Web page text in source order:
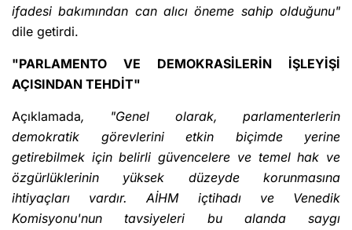
ifadesi bakımından can alıcı öneme sahip olduğunu"
dile getirdi.
"PARLAMENTO VE DEMOKRASİLERİN İŞLEYİŞİ
AÇISINDAN TEHDİT"
Açıklamada, "Genel olarak, parlamenterlerin
demokratik görevlerini etkin biçimde yerine
getirebilmek için belirli güvencelere ve temel hak ve
özgürlüklerinin yüksek düzeyde korunmasına
ihtiyaçları vardır. AİHM içtihadı ve Venedik
Komisyonu'nun tavsiyeleri bu alanda saygı